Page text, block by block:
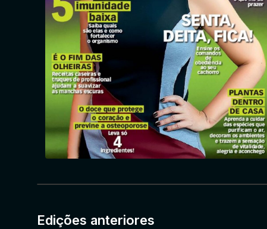
Edições anteriores